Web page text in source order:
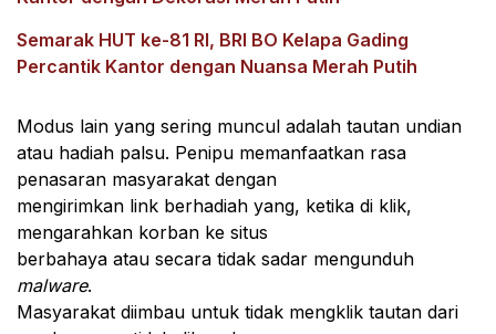
Semarak HUT ke-81 RI, BRI BO Kelapa Gading
Percantik Kantor dengan Nuansa Merah Putih
Modus lain yang sering muncul adalah tautan undian
atau hadiah palsu. Penipu memanfaatkan rasa
penasaran masyarakat dengan
mengirimkan link berhadiah yang, ketika di klik,
mengarahkan korban ke situs
berbahaya atau secara tidak sadar mengunduh
malware.
Masyarakat diimbau untuk tidak mengklik tautan dari